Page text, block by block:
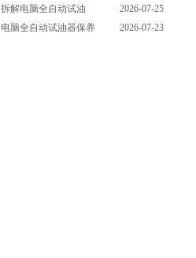
一步到位不踩坑
试仪：那些决定检测效
能的关键特点
拆解电脑全自动试油
器：核心组成部件，藏
2026-07-25
电脑全自动试油器保养
2026-07-23